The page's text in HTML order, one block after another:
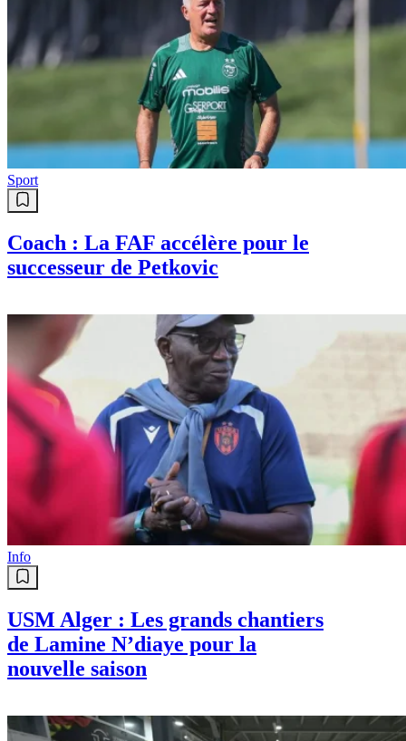
Sport
Coach : La FAF accélère pour le
successeur de Petkovic
Info
USM Alger : Les grands chantiers
de Lamine N’diaye pour la
nouvelle saison